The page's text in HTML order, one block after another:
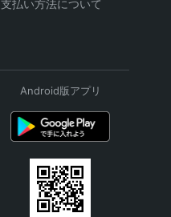
支払い方法について
Android版アプリ